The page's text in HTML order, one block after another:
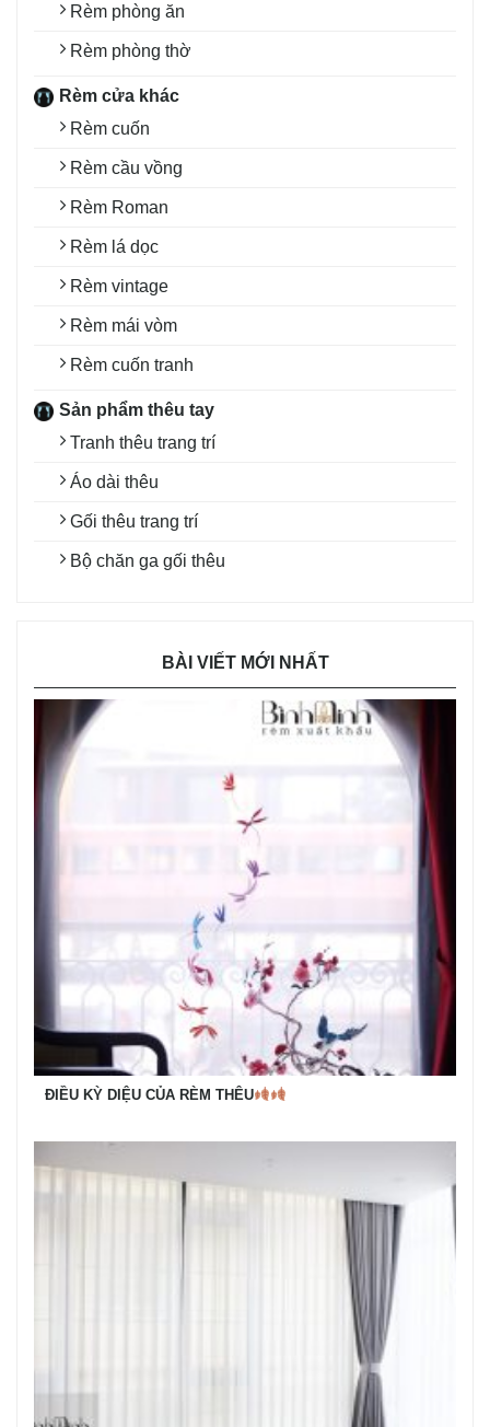
Rèm phòng ăn
Rèm phòng thờ
Rèm cửa khác
Rèm cuốn
Rèm cầu vồng
Rèm Roman
Rèm lá dọc
Rèm vintage
Rèm mái vòm
Rèm cuốn tranh
Sản phẩm thêu tay
Tranh thêu trang trí
Áo dài thêu
Gối thêu trang trí
Bộ chăn ga gối thêu
BÀI VIẾT MỚI NHẤT
ĐIỀU KỲ DIỆU CỦA RÈM THÊU